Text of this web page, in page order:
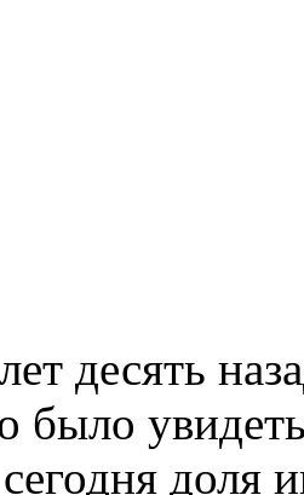
десять
доля